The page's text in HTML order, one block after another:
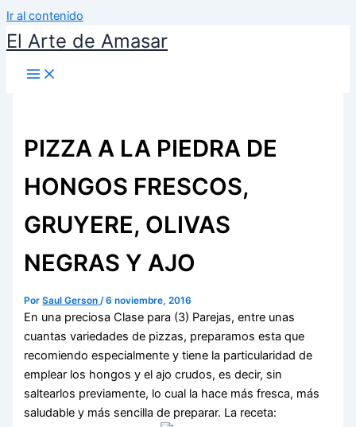
Ir al contenido
El Arte de Amasar
PIZZA A LA PIEDRA DE
HONGOS FRESCOS,
GRUYERE, OLIVAS
NEGRAS Y AJO
PorSaul Gerson/6 noviembre, 2016
En una preciosa Clase para (3) Parejas, entre unas
cuantas variedades de pizzas, preparamos esta que
recomiendo especialmente y tiene la particularidad de
emplear los hongos y el ajo crudos, es decir, sin
saltearlos previamente, lo cual la hace más fresca, más
saludable y más sencilla de preparar. La receta: